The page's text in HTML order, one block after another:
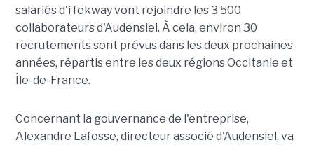
salariés d'iTekway vont rejoindre les 3 500
collaborateurs d'Audensiel. À cela, environ 30
recrutements sont prévus dans les deux prochaines
années, répartis entre les deux régions Occitanie et
Île-de-France.
Concernant la gouvernance de l'entreprise,
Alexandre Lafosse, directeur associé d'Audensiel, va